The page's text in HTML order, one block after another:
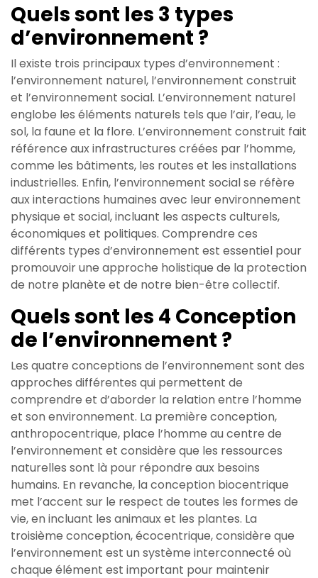
Quels sont les 3 types
d’environnement ?
Il existe trois principaux types d’environnement :
l’environnement naturel, l’environnement construit
et l’environnement social. L’environnement naturel
englobe les éléments naturels tels que l’air, l’eau, le
sol, la faune et la flore. L’environnement construit fait
référence aux infrastructures créées par l’homme,
comme les bâtiments, les routes et les installations
industrielles. Enfin, l’environnement social se réfère
aux interactions humaines avec leur environnement
physique et social, incluant les aspects culturels,
économiques et politiques. Comprendre ces
différents types d’environnement est essentiel pour
promouvoir une approche holistique de la protection
de notre planète et de notre bien-être collectif.
Quels sont les 4 Conception
de l’environnement ?
Les quatre conceptions de l’environnement sont des
approches différentes qui permettent de
comprendre et d’aborder la relation entre l’homme
et son environnement. La première conception,
anthropocentrique, place l’homme au centre de
l’environnement et considère que les ressources
naturelles sont là pour répondre aux besoins
humains. En revanche, la conception biocentrique
met l’accent sur le respect de toutes les formes de
vie, en incluant les animaux et les plantes. La
troisième conception, écocentrique, considère que
l’environnement est un système interconnecté où
chaque élément est important pour maintenir